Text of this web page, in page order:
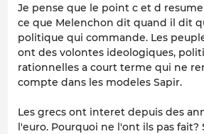
Je pense que le point c et d
ce que Melenchon dit quand il dit
politique qui commande. Les
ont des volontes ideologiques,
rationnelles a court terme qui ne
compte dans les modeles Sapir.
Les grecs ont interet depuis des
l'euro. Pourquoi ne l'ont ils pas fait?